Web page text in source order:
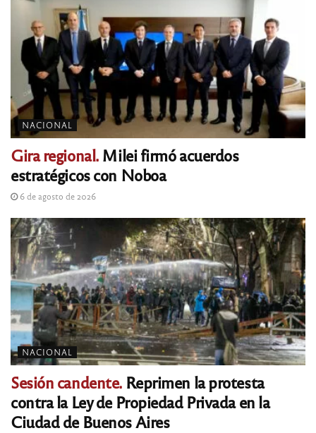
NACIONAL
Gira regional.Milei firmó acuerdos
estratégicos con Noboa
6 de agosto de 2026
NACIONAL
Sesión candente.Reprimen la protesta
contra la Ley de Propiedad Privada en la
Ciudad de Buenos Aires